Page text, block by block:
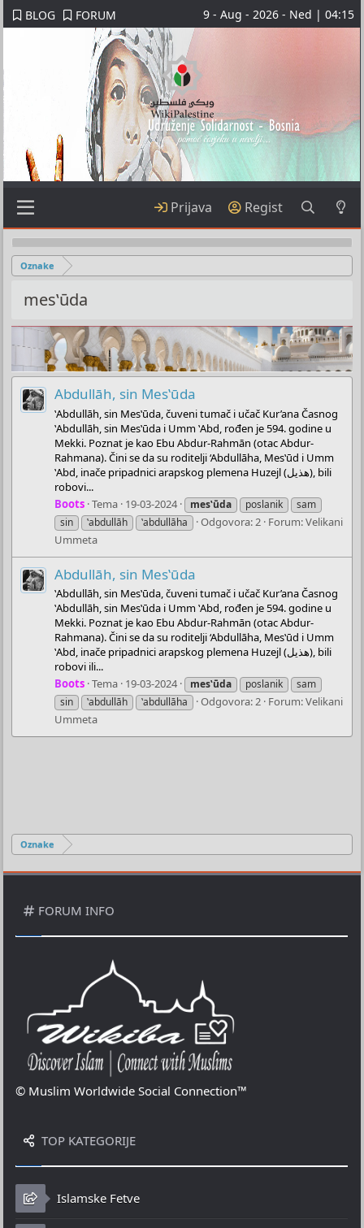
BLOG FORUM 9 - Aug - 2026 - Ned | 04:15
Prijava Regist
Oznake
mesʽūda
Abdullāh, sin Mesʽūda
ʽAbdullāh, sin Mesʽūda, čuveni tumač i učač Kur’ana Časnog
ʽAbdullāh, sin Mesʽūda i Umm ʽAbd, rođen je 594. godine u
Mekki. Poznat je kao Ebu Abdur-Rahmān (otac Abdur-
Rahmana). Čini se da su roditelji ‘Abdullāha, Mesʽūd i Umm
ʽAbd, inače pripadnici arapskog plemena Huzejl (هذيل), bili
robovi...
Boots Tema 19-03-2024 mesʽūda poslanik
sam
sin
ʽabdullāh ʽabdullāha Odgovora: 2 Forum:Velikani
Ummeta
Abdullāh, sin Mesʽūda
ʽAbdullāh, sin Mesʽūda, čuveni tumač i učač Kur’ana Časnog
ʽAbdullāh, sin Mesʽūda i Umm ʽAbd, rođen je 594. godine u
Mekki. Poznat je kao Ebu Abdur-Rahmān (otac Abdur-
Rahmana). Čini se da su roditelji ‘Abdullāha, Mesʽūd i Umm
ʽAbd, inače pripadnici arapskog plemena Huzejl (هذيل), bili
robovi ili...
Boots Tema 19-03-2024 mesʽūda poslanik
sam
sin
ʽabdullāh ʽabdullāha Odgovora: 2 Forum:Velikani
Ummeta
Oznake
FORUM INFO
© Muslim Worldwide Social Connection™
TOP KATEGORIJE
Islamske Fetve